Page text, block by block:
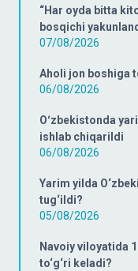
“Har oyda bitta
bosqichi
07/08/2026
Aholi jon boshiga
06/08/2026
Oʻzbekistonda
ishlab chiqarildi
06/08/2026
Yarim yilda
tug‘ildi?
05/08/2026
Navoiy viloyatida
to‘g‘ri keladi?